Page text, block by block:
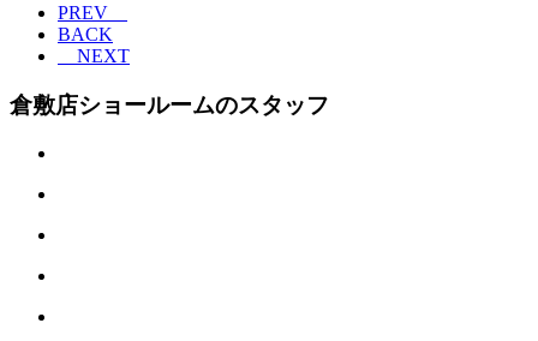
PREV
BACK
NEXT
倉敷店ショールームのスタッフ